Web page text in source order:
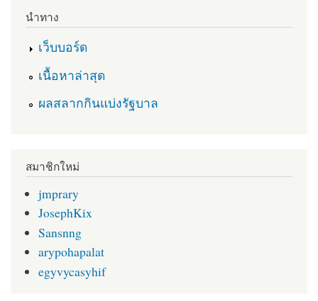
นำทาง
เว็บบอร์ด
เนื้อหาล่าสุด
ผลสลากกินแบ่งรัฐบาล
สมาชิกใหม่
jmprary
JosephKix
Sansnng
arypohapalat
egyvycasyhif